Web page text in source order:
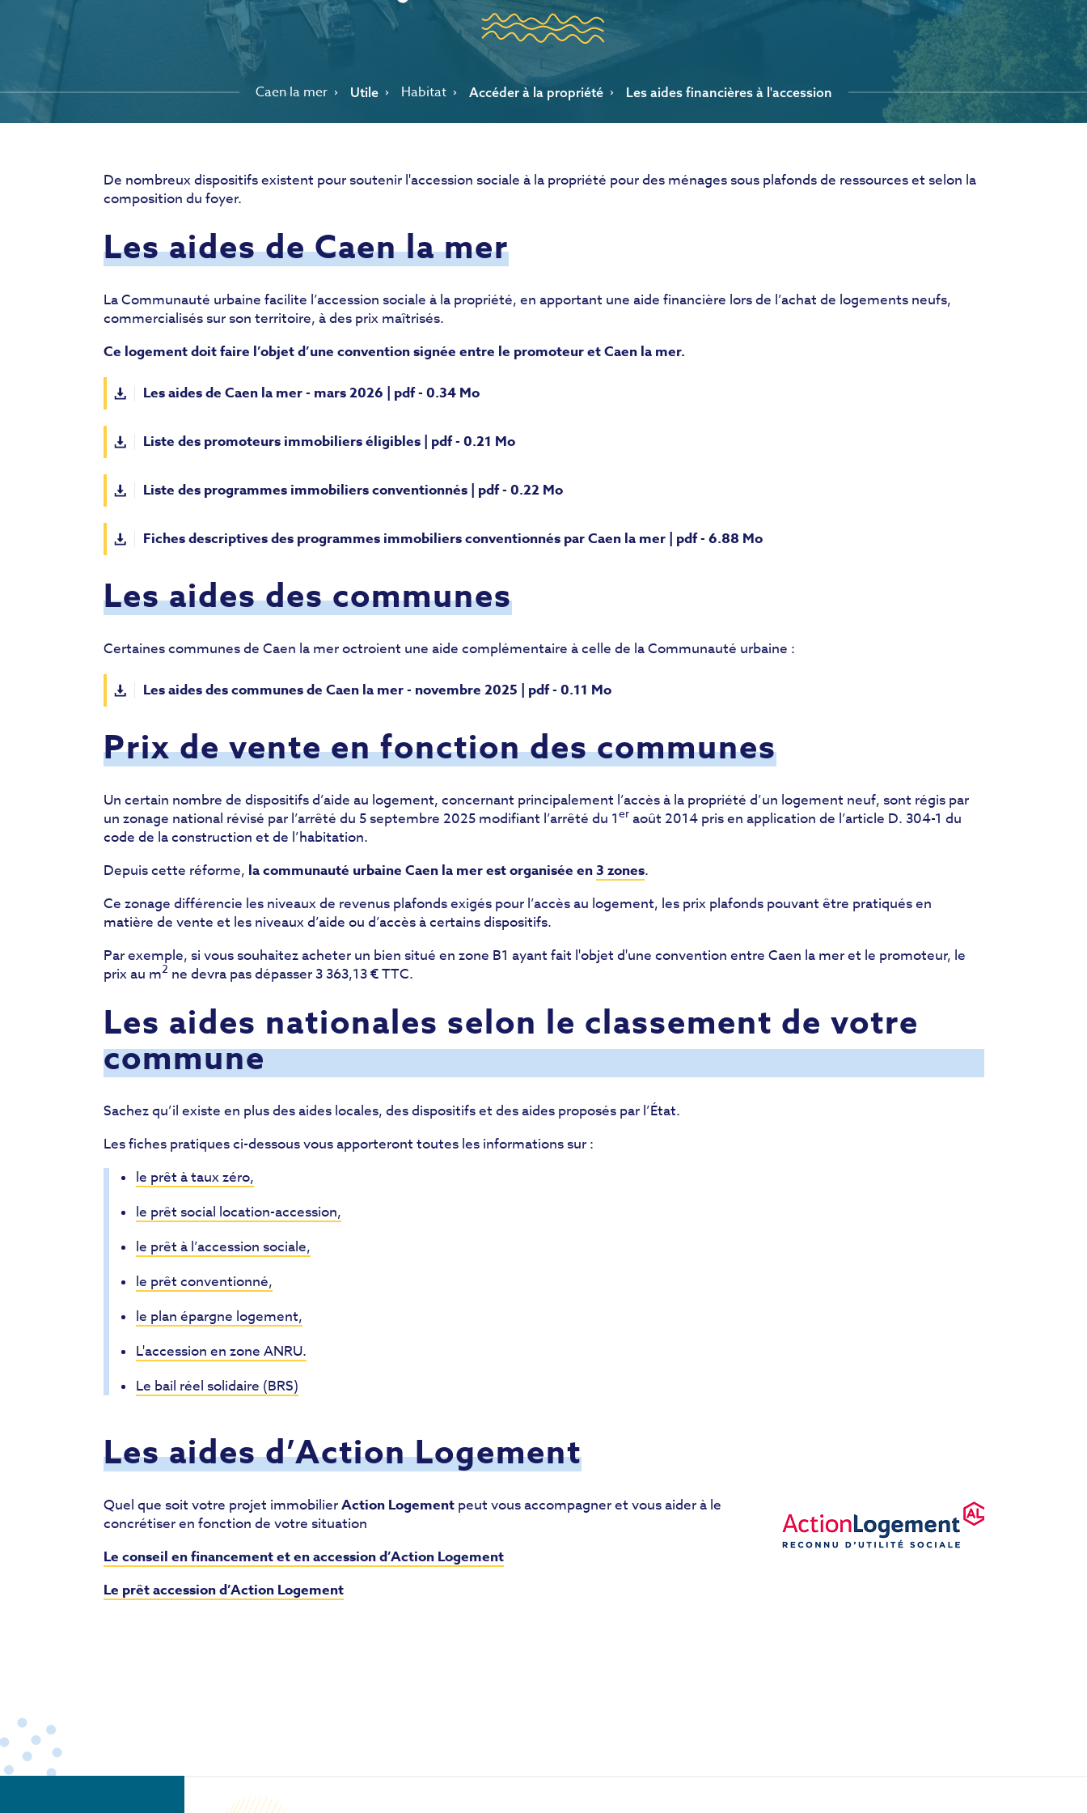
Caen la mer Utile Habitat Accéder à la propriété Les aides financières à l'accession
De nombreux dispositifs existent pour soutenir l'accession sociale à la propriété pour des ménages sous plafonds de ressources et selon la
composition du foyer.
Les aides de Caen la mer
La Communauté urbaine facilite l’accession sociale à la propriété, en apportant une aide financière lors de l’achat de logements neufs,
commercialisés sur son territoire, à des prix maîtrisés.
Ce logement doit faire l’objet d’une convention signée entre le promoteur et Caen la mer.
Les aides de Caen la mer - mars 2026 | pdf - 0.34 Mo
Liste des promoteurs immobiliers éligibles | pdf - 0.21 Mo
Liste des programmes immobiliers conventionnés | pdf - 0.22 Mo
Fiches descriptives des programmes immobiliers conventionnés par Caen la mer | pdf - 6.88 Mo
Les aides des communes
Certaines communes de Caen la mer octroient une aide complémentaire à celle de la Communauté urbaine :
Les aides des communes de Caen la mer - novembre 2025 | pdf - 0.11 Mo
Prix de vente en fonction des communes
Un certain nombre de dispositifs d’aide au logement, concernant principalement l’accès à la propriété d’un logement neuf, sont régis par
un zonage national révisé par l’arrêté du 5 septembre 2025 modifiant l’arrêté du 1eraoût 2014 pris en application de l’article D. 304-1 du
code de la construction et de l’habitation.
Depuis cette réforme, la communauté urbaine Caen la mer est organisée en3 zones.
Ce zonage différencie les niveaux de revenus plafonds exigés pour l’accès au logement, les prix plafonds pouvant être pratiqués en
matière de vente et les niveaux d’aide ou d’accès à certains dispositifs.
Par exemple, si vous souhaitez acheter un bien situé en zone B1 ayant fait l'objet d'une convention entre Caen la mer et le promoteur, le
prix au m2 ne devra pas dépasser 3 363,13 € TTC.
Les aides nationales selon le classement de votre
commune
Sachez qu’il existe en plus des aides locales, des dispositifs et des aides proposés par l’État.
Les fiches pratiques ci-dessous vous apporteront toutes les informations sur :
le prêt à taux zéro,
le prêt social location-accession,
le prêt à l’accession sociale,
le prêt conventionné,
le plan épargne logement,
L'accession en zone ANRU.
Le bail réel solidaire (BRS)
Les aides d’Action Logement
Quel que soit votre projet immobilierAction Logementpeut vous accompagner et vous aider à le
concrétiser en fonction de votre situation
Le conseil en financement et en accession d’Action Logement
Le prêt accession d’Action Logement